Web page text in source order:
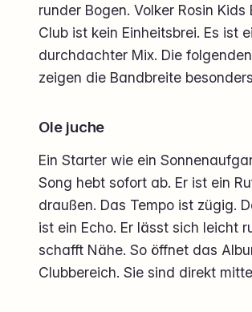
runder Bogen. Volker Rosin Kids
Club ist kein Einheitsbrei. Es ist
durchdachter Mix. Die
zeigen die Bandbreite
Ole juche
Ein Starter wie ein
Song hebt sofort ab. Er ist ein
draußen. Das Tempo ist zügig.
ist ein Echo. Er lässt sich leicht
schafft Nähe. So öffnet das
Clubbereich. Sie sind direkt